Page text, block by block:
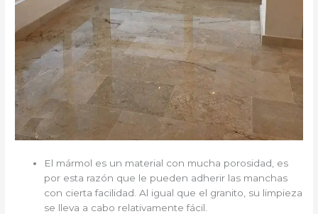
El mármol es un material con mucha porosidad, es
por esta razón que le pueden adherir las manchas
con cierta facilidad. Al igual que el granito, su limpieza
se lleva a cabo relativamente fácil.